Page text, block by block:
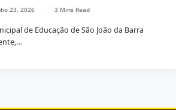
23, 2026 3 Mins Read
de Educação de São João da Barra